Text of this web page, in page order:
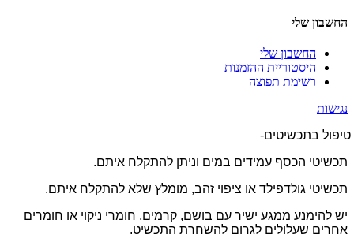
החשבון שלי
החשבון שלי
היסטוריית ההזמנות
רשימת תפוצה
נגישות
טיפול בתכשיטים-
תכשיטי הכסף עמידים במים וניתן להתקלח איתם.
תכשיטי גולדפילד או ציפוי זהב, מומלץ שלא להתקלח איתם.
יש להימנע ממגע ישיר עם בושם, קרמים, חומרי ניקוי או חומרים
אחרים שעלולים לגרום להשחרת התכשיט.